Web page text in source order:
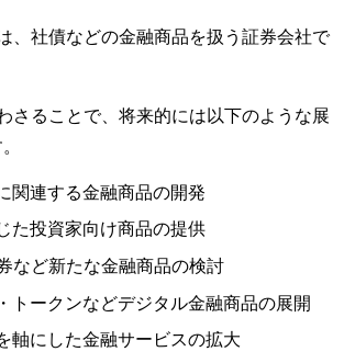
、社債などの金融商品を扱う証券会社で
さることで、将来的には以下のような展
関連する金融商品の開発
た投資家向け商品の提供
など新たな金融商品の検討
トークンなどデジタル金融商品の展開
軸にした金融サービスの拡大